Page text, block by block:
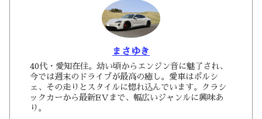
まさゆき
40代・愛知在住。幼い頃からエンジン音に魅了され、
今では週末のドライブが最高の癒し。愛車はポルシ
ェ、その走りとスタイルに惚れ込んでいます。クラシ
ックカーから最新EVまで、幅広いジャンルに興味あ
り。